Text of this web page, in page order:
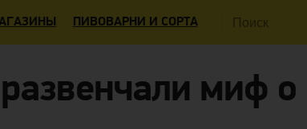
Поиск:
ПИВОВАРНИ И СОРТА
миф о